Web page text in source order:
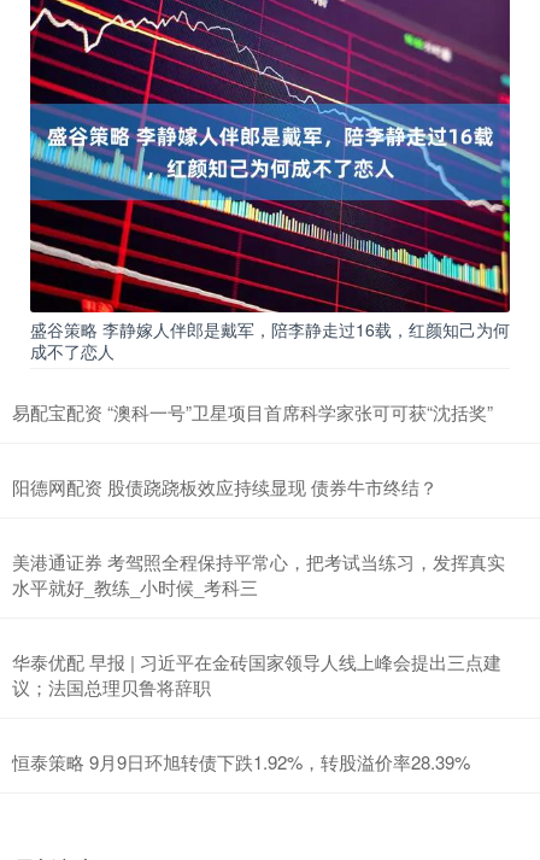
盛谷策略 李静嫁人伴郎是戴军，陪李静走过16载，红颜知己为何
成不了恋人
易配宝配资 “澳科一号”卫星项目首席科学家张可可获“沈括奖”
阳德网配资 股债跷跷板效应持续显现 债券牛市终结？
美港通证券 考驾照全程保持平常心，把考试当练习，发挥真实
水平就好_教练_小时候_考科三
华泰优配 早报 | 习近平在金砖国家领导人线上峰会提出三点建
议；法国总理贝鲁将辞职
恒泰策略 9月9日环旭转债下跌1.92%，转股溢价率28.39%